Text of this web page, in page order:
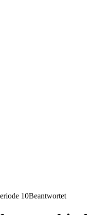
10Beantwortet